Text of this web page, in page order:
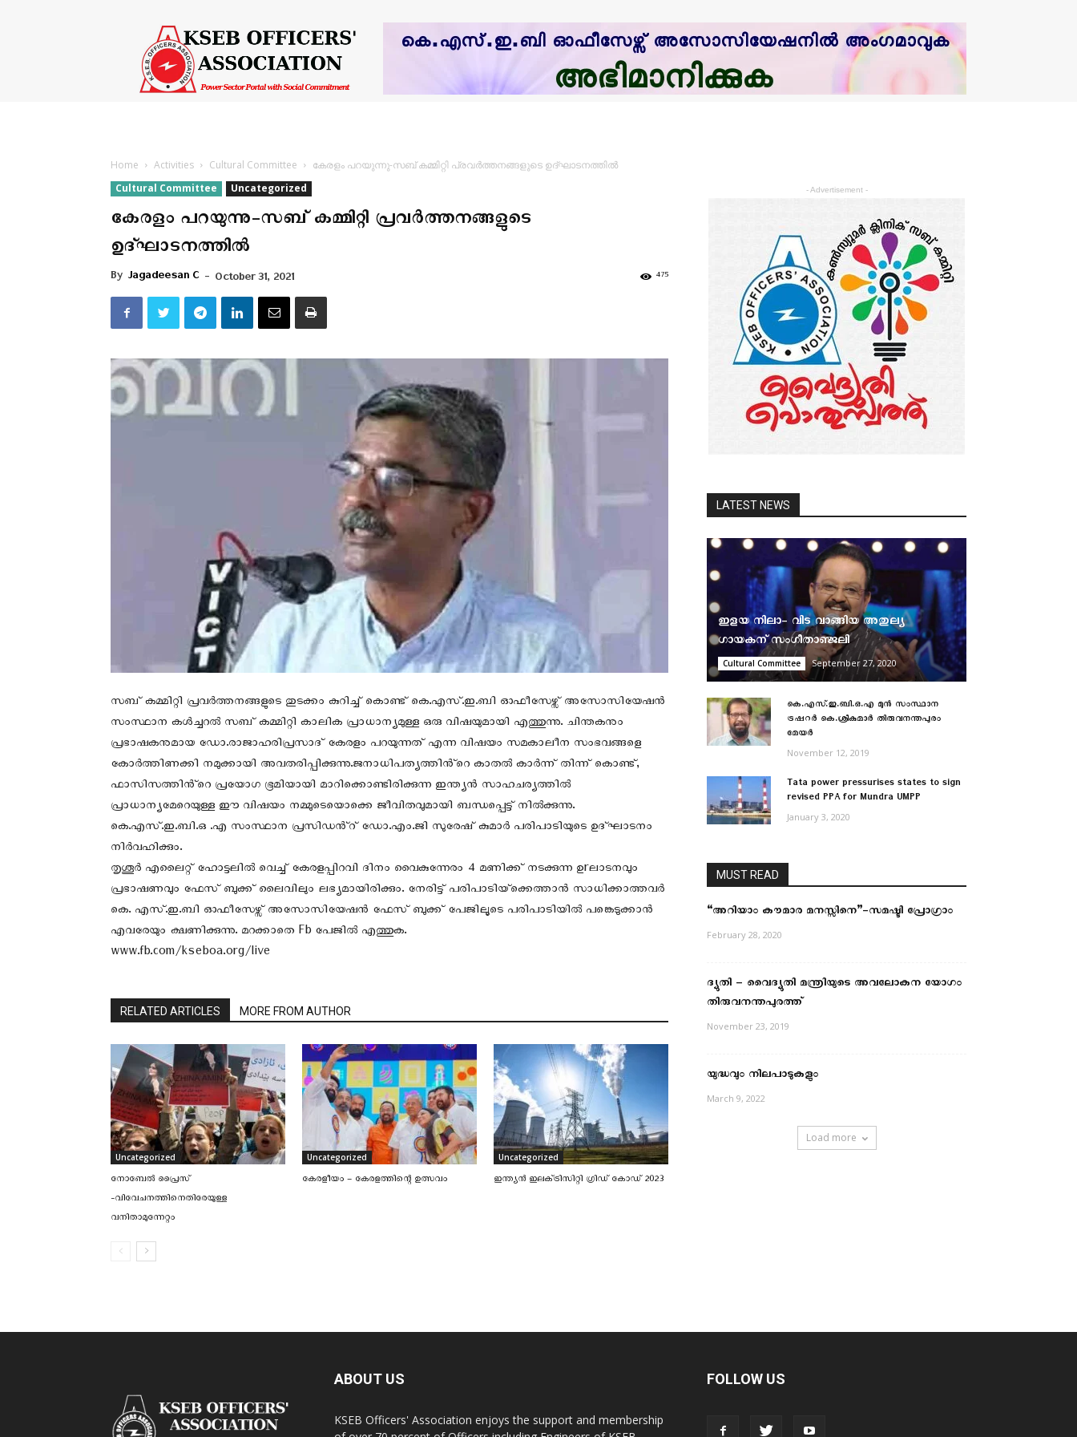
KSEB
Officers'
Association
Home Activities Cultural Committee
കേരളം പറയുന്നു-സബ് കമ്മിറ്റി പ്രവര്‍ത്തനങ്ങളുടെ ഉദ്ഘാടനത്തില്‍
Cultural Committee
Uncategorized
കേരളം പറയുന്നു-സബ് കമ്മിറ്റി പ്രവര്‍ത്തനങ്ങളുടെ
ഉദ്ഘാടനത്തില്‍
By Jagadeesan C - October 31, 2021 475
സബ് കമ്മിറ്റി പ്രവർത്തനങ്ങളുടെ തുടക്കം കുറിച്ച് കൊണ്ട് കെ.എസ്.ഇ.ബി ഓഫീസേഴ്സ് അസോസിയേഷൻ
സംസ്ഥാന കൾച്ചറൽ സബ് കമ്മിറ്റി കാലിക പ്രാധാന്യമുള്ള ഒരു വിഷയുമായി എത്തുന്നു. ചിന്തകനും
പ്രഭാഷകനുമായ ഡോ.രാജാഹരിപ്രസാദ് കേരളം പറയുന്നത് എന്ന വിഷയം സമകാലീന സംഭവങ്ങളെ
കോർത്തിണക്കി നമുക്കായി അവതരിപ്പിക്കുന്നു.ജനാധിപത്യത്തിൻ്റെ കാതൽ കാർന്ന് തിന്ന് കൊണ്ട്,
ഫാസിസത്തിൻ്റെ പ്രയോഗ ഭൂമിയായി മാറിക്കൊണ്ടിരിക്കുന്ന ഇന്ത്യൻ സാഹചര്യത്തിൽ
പ്രാധാന്യമേറെയുള്ള ഈ വിഷയം നമ്മുടെയൊക്കെ ജീവിതവുമായി ബന്ധപ്പെട്ട് നില്‍ക്കുന്നു.
കെ.എസ്.ഇ.ബി.ഒ .എ സംസ്ഥാന പ്രസിഡൻ്റ് ഡോ.എം.ജി സുരേഷ് കുമാർ പരിപാടിയുടെ ഉദ്ഘാടനം
നിർവഹിക്കും.
തൃശൂർ എലൈറ്റ് ഹോട്ടലിൽ വെച്ച് കേരളപ്പിറവി ദിനം വൈകുന്നേരം 4 മണിക്ക് നടക്കുന്ന ഉrലാടനവും
പ്രഭാഷണവും ഫേസ് ബുക്ക് ലൈവിലും ലഭ്യമായിരിക്കും. നേരിട്ട് പരിപാടിയ്‌ക്കെത്താൻ സാധിക്കാത്തവർ
കെ. എസ്.ഇ.ബി ഓഫീസേഴ്സ് അസോസിയേഷൻ ഫേസ് ബുക്ക് പേജിലൂടെ പരിപാടിയിൽ പങ്കെടുക്കാൻ
എവരേയും ക്ഷണിക്കുന്നു. മറക്കാതെ Fb പേജിൽ എത്തുക.
www.fb.com/kseboa.org/live
RELATED ARTICLES MORE FROM AUTHOR
Uncategorized
നോബേല്‍ പ്രൈസ്
-വിവേചനത്തിനെതിരേയുള്ള
വനിതാമുന്നേറ്റം
Uncategorized
കേരളീയം – കേരളത്തിന്റെ ഉത്സവം
Uncategorized
ഇന്ത്യൻ ഇലക്‌ട്രിസിറ്റി ഗ്രിഡ് കോഡ് 2023
- Advertisement -
LATEST NEWS
ഇളയ നിലാ- വിട വാങ്ങിയ അതുല്യ
ഗായകന് സംഗീതാഞ്ജലി
Cultural Committee September 27, 2020
കെ.എസ്.ഇ.ബി.ഒ.എ മുൻ സംസ്ഥാന
ട്രഷറർ കെ.ശ്രീകുമാർ തിരുവനന്തപുരം
മേയർ
November 12, 2019
Tata power pressurises states to sign
revised PPA for Mundra UMPP
January 3, 2020
MUST READ
“അറിയാം കൗമാര മനസ്സിനെ”-സമഷ്ടി പ്രോഗ്രാം
February 28, 2020
ദ്യുതി – വൈദ്യുതി മന്ത്രിയുടെ അവലോകന യോഗം
തിരുവനന്തപുരത്ത്
November 23, 2019
യുദ്ധവും നിലപാടുകളും
March 9, 2022
Load more
ABOUT US
KSEB Officers' Association enjoys the support and membership
FOLLOW US